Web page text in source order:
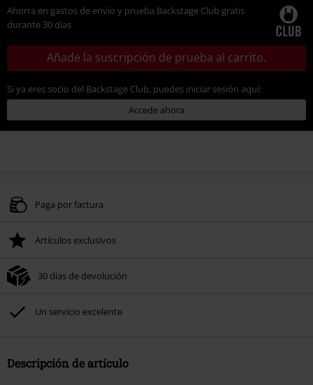
Ahorra en gastos de envío y prueba Backstage Club gratis
durante 30 días
Añade la suscripción de prueba al carrito.
Si ya eres socio del Backstage Club, puedes iniciar sesión aquí:
Accede ahora
Paga por factura
Artículos exclusivos
30 días de devolución
Un servicio excelente
Descripción de artículo